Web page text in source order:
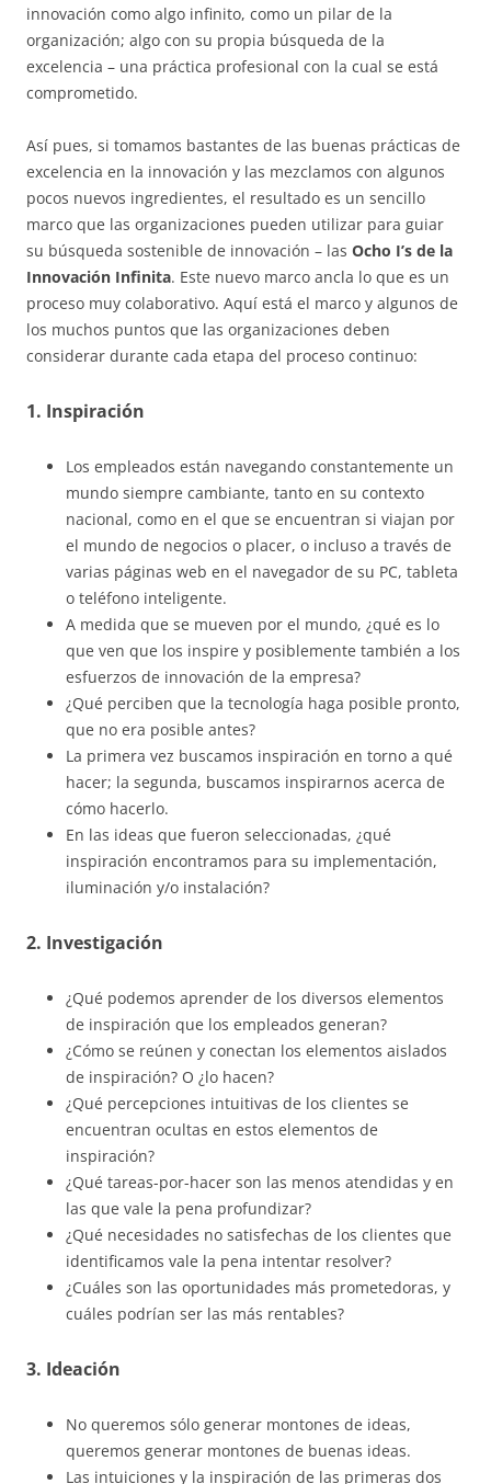
innovación como algo infinito, como un pilar de la
organización; algo con su propia búsqueda de la
excelencia – una práctica profesional con la cual se está
comprometido.
Así pues, si tomamos bastantes de las buenas prácticas de
excelencia en la innovación y las mezclamos con algunos
pocos nuevos ingredientes, el resultado es un sencillo
marco que las organizaciones pueden utilizar para guiar
su búsqueda sostenible de innovación – las Ocho I’s de la
Innovación Infinita. Este nuevo marco ancla lo que es un
proceso muy colaborativo. Aquí está el marco y algunos de
los muchos puntos que las organizaciones deben
considerar durante cada etapa del proceso continuo:
1. Inspiración
Los empleados están navegando constantemente un
mundo siempre cambiante, tanto en su contexto
nacional, como en el que se encuentran si viajan por
el mundo de negocios o placer, o incluso a través de
varias páginas web en el navegador de su PC, tableta
o teléfono inteligente.
A medida que se mueven por el mundo, ¿qué es lo
que ven que los inspire y posiblemente también a los
esfuerzos de innovación de la empresa?
¿Qué perciben que la tecnología haga posible pronto,
que no era posible antes?
La primera vez buscamos inspiración en torno a qué
hacer; la segunda, buscamos inspirarnos acerca de
cómo hacerlo.
En las ideas que fueron seleccionadas, ¿qué
inspiración encontramos para su implementación,
iluminación y/o instalación?
2. Investigación
¿Qué podemos aprender de los diversos elementos
de inspiración que los empleados generan?
¿Cómo se reúnen y conectan los elementos aislados
de inspiración? O ¿lo hacen?
¿Qué percepciones intuitivas de los clientes se
encuentran ocultas en estos elementos de
inspiración?
¿Qué tareas-por-hacer son las menos atendidas y en
las que vale la pena profundizar?
¿Qué necesidades no satisfechas de los clientes que
identificamos vale la pena intentar resolver?
¿Cuáles son las oportunidades más prometedoras, y
cuáles podrían ser las más rentables?
3. Ideación
No queremos sólo generar montones de ideas,
queremos generar montones de buenas ideas.
Las intuiciones y la inspiración de las primeras dos